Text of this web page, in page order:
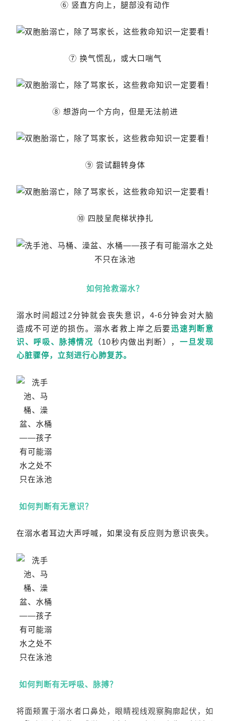
⑥ 竖直方向上，腿部没有动作
⑦ 换气慌乱，或大口喘气
⑧ 想游向一个方向，但是无法前进
⑨ 尝试翻转身体
⑩ 四肢呈爬梯状挣扎
如何抢救溺水？
溺水时间超过2分钟就会丧失意识，4-6分钟会对大脑
造成不可逆的损伤。溺水者救上岸之后要迅速判断意
识、呼吸、脉搏情况 （10秒内做出判断），一旦发现
心脏骤停，立刻进行心肺复苏。
如何判断有无意识？
在溺水者耳边大声呼喊，如果没有反应则为意识丧失。
如何判断有无呼吸、脉搏？
将面颊置于溺水者口鼻处，眼睛视线观察胸廓起伏，如